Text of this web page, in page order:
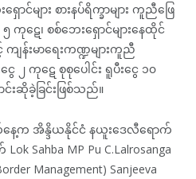
င်များ စားနပ်ရိက္ခာများ ကူညီဖြေ
ကုဋေ၊ စစ်ဘေးရှောင်များနေထိုင်
ျန်းမာရေးကဏ္ဍများကူညီ
ကုဋေ စုစုပေါင်း ရူပီးငွေ ၁၀
းဆိုခဲ့ခြင်းဖြစ်သည်။
က အိန္ဒိယနိုင်ငံ နယူးဒေလီရောက်
MP Pu C.Lalrosanga
Management) Sanjeeva